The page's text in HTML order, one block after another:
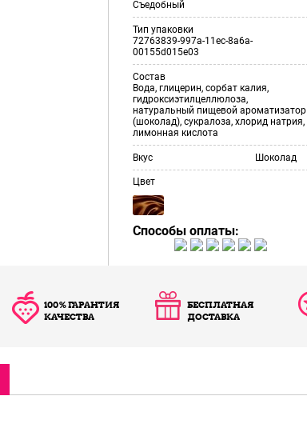
Съедобный
Тип упаковки
72763839-997a-11ec-8a6a-
00155d015e03
Состав
Вода, глицерин, сорбат калия,
гидроксиэтилцеллюлоза,
натуральный пищевой ароматизатор
(шоколад), сукралоза, хлорид натрия,
лимонная кислота
Вкус Шоколад
Цвет
Способы оплаты:
100% ГАРАНТИЯ
КАЧЕСТВА
БЕСПЛАТНАЯ
ДОСТАВКА